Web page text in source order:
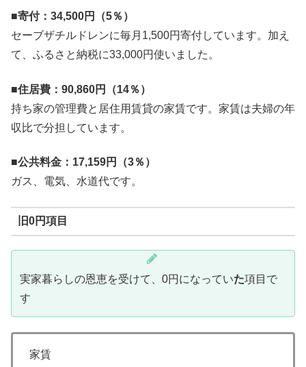
■寄付：34,500円（5％）
セーブザチルドレンに毎月1,500円寄付しています。加え
て、ふるさと納税に33,000円使いました。
■住居費：90,860円（14％）
持ち家の管理費と居住用賃貸の家賃です。家賃は夫婦の年
収比で分担しています。
■公共料金：17,159円（3％）
ガス、電気、水道代です。
旧0円項目
実家暮らしの恩恵を受けて、0円になっていた項目で
す
家賃